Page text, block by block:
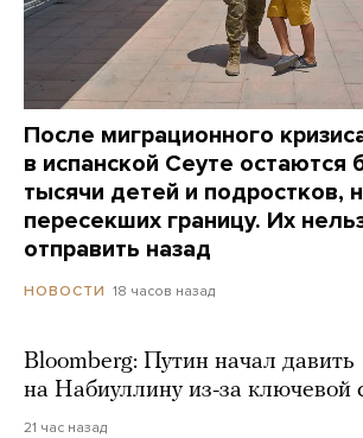
После миграционного
в испанской Сеуте остаются
тысячи детей и подростков,
пересекших границу. Их
отправить назад
НОВОСТИ 18 часов назад
Bloomberg: Путин начал давить
на Набиуллину из-за ключевой
21 час назад